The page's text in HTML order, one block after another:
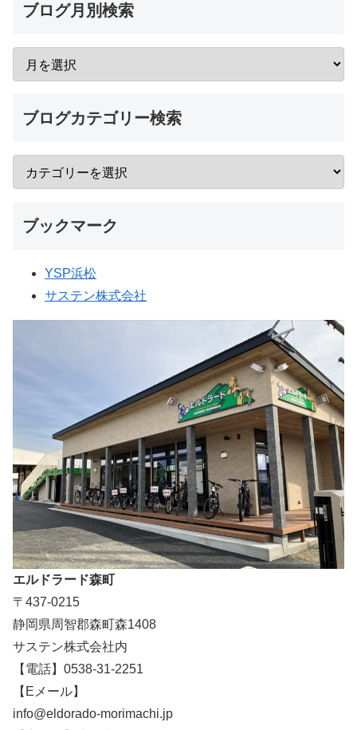
ブログ月別検索
ブログカテゴリー検索
ブックマーク
YSP浜松
サステン株式会社
エルドラード森町
〒437-0215
静岡県周智郡森町森1408
サステン株式会社内
【電話】0538-31-2251
【Eメール】
info@eldorado-morimachi.jp